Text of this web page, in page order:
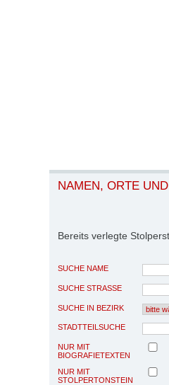
NAMEN, ORTE
Bereits verlegte
SUCHE NAME
SUCHE STRASSE
SUCHE IN BEZIRK
STADTTEILSUCHE
NUR MIT
BIOGRAFIETEXTEN
NUR MIT
STOLPERTONSTEIN